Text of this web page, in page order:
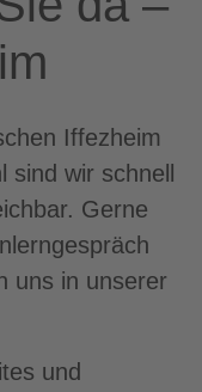
Iffezheim
wir schnell
Gerne
uns in unserer
und